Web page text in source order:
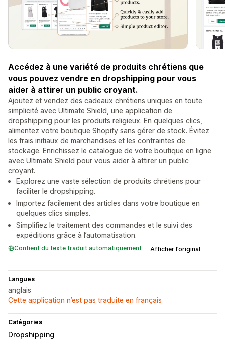
Accédez à une variété de produits chrétiens que
vous pouvez vendre en dropshipping pour vous
aider à attirer un public croyant.
Ajoutez et vendez des cadeaux chrétiens uniques en toute
simplicité avec Ultimate Shield, une application de
dropshipping pour les produits religieux. En quelques clics,
alimentez votre boutique Shopify sans gérer de stock. Évitez
les frais initiaux de marchandises et les contraintes de
stockage. Enrichissez le catalogue de votre boutique en ligne
avec Ultimate Shield pour vous aider à attirer un public
croyant.
Explorez une vaste sélection de produits chrétiens pour
faciliter le dropshipping.
Importez facilement des articles dans votre boutique en
quelques clics simples.
Simplifiez le traitement des commandes et le suivi des
expéditions grâce à l’automatisation.
Contient du texte traduit automatiquement Afficher l’original
Langues
anglais
Cette application n’est pas traduite en français
Catégories
Dropshipping